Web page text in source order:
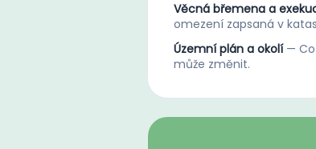
Věcná břemena a
omezení zapsaná v
Územní plán a okolí —
může změnit.